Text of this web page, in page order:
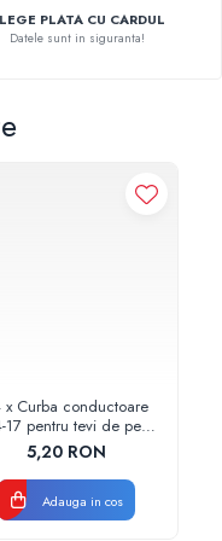
PLATA CU CARDUL
Datele sunt in siguranta!
x Curba conductoare
17 pentru tevi de pex
PURMO
5,20 RON
Adauga in cos